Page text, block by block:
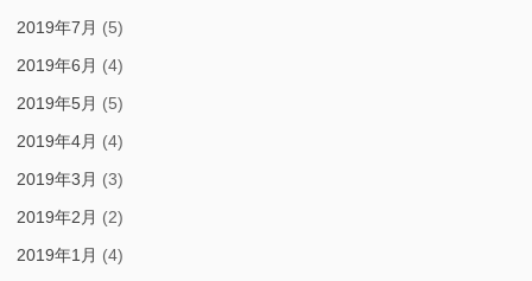
2019年7月 (5)
2019年6月 (4)
2019年5月 (5)
2019年4月 (4)
2019年3月 (3)
2019年2月 (2)
2019年1月 (4)